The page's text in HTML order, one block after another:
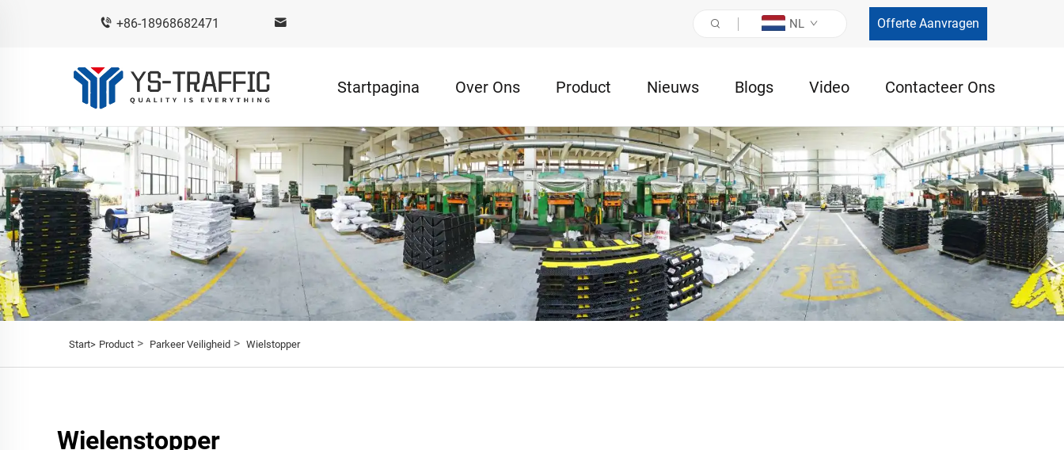
+86-18968682471 NL Offerte Aanvragen
Startpagina Over Ons Product Nieuws Blogs Video Contacteer Ons
Start> Product > Parkeer Veiligheid > Wielstopper
Wielenstopper